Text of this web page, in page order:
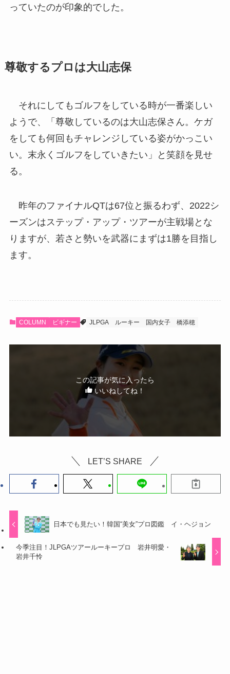
っていたのが印象的でした。​​​
尊敬するプロは大山志保
それにしてもゴルフをしている時が一番楽しい
ようで、「尊敬しているのは大山志保さん。ケガ
をしても何回もチャレンジしている姿がかっこい
い。末永くゴルフをしていきたい」と笑顔を見せ
る。
昨年のファイナルQTは67位と振るわず、2022シ
ーズンはステップ・アップ・ツアーが主戦場とな
りますが、若さと勢いを武器にまずは1勝を目指し
ます。
COLUMN ビギナー JLPGA ルーキー 国内女子 橋添穂
この記事が気に入ったら
いいねしてね！
LET’S SHARE
日本でも見たい！韓国“美女”プロ図鑑 イ・ヘジョン
今季注目！JLPGAツアールーキープロ 岩井明愛・
岩井千怜